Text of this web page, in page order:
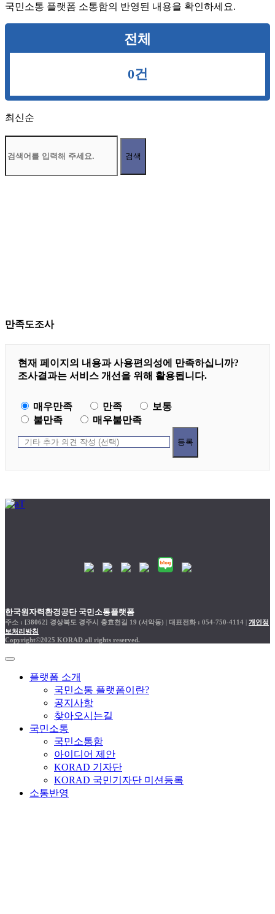
국민소통 플랫폼 소통함의 반영된 내용을 확인하세요.
전체
0건
최신순
검색
만족도조사
현재 페이지의 내용과 사용편의성에 만족하십니까?
조사결과는 서비스 개선을 위해 활용됩니다.
매우만족 만족
보통
불만족
매우불만족
등록
한국원자력환경공단 국민소통플랫폼
주소 : [38062] 경상북도 경주시 충효천길 19 (서악동) | 대표전화 : 054-750-4114 | 개인정
보처리방침
Copyright©2025 KORAD all rights reserved.
플랫폼 소개
국민소통 플랫폼이란?
공지사항
찾아오시는길
국민소통
국민소통함
아이디어 제안
KORAD 기자단
KORAD 국민기자단 미션등록
소통반영